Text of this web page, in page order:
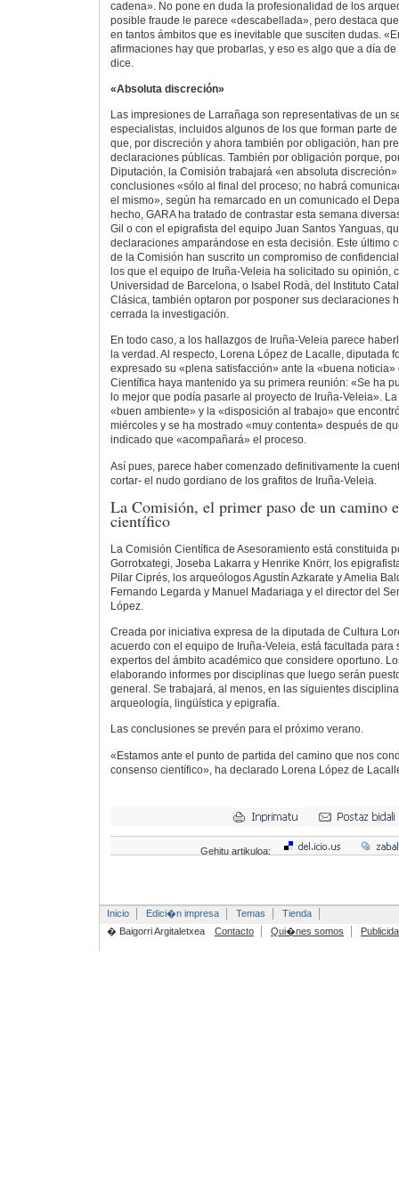
cadena». No pone en duda la profesionalidad de los
posible fraude le parece «descabellada», pero destaca
en tantos ámbitos que es inevitable que susciten dudas.
afirmaciones hay que probarlas, y eso es algo que a día
dice.
«Absoluta discreción»
Las impresiones de Larrañaga son representativas de un
especialistas, incluidos algunos de los que forman parte
que, por discreción y ahora también por obligación, han
declaraciones públicas. También por obligación porque,
Diputación, la Comisión trabajará «en absoluta
conclusiones «sólo al final del proceso; no habrá
el mismo», según ha remarcado en un comunicado el
hecho, GARA ha tratado de contrastar esta semana
Gil o con el epigrafista del equipo Juan Santos Yanguas,
declaraciones amparándose en esta decisión. Este último
de la Comisión han suscrito un compromiso de
los que el equipo de Iruña-Veleia ha solicitado su opinión,
Universidad de Barcelona, o Isabel Rodà, del Instituto
Clásica, también optaron por posponer sus declaraciones
cerrada la investigación.
En todo caso, a los hallazgos de Iruña-Veleia parece
la verdad. Al respecto, Lorena López de Lacalle, diputada
expresado su «plena satisfacción» ante la «buena
Científica haya mantenido ya su primera reunión: «Se ha
lo mejor que podía pasarle al proyecto de Iruña-Veleia».
«buen ambiente» y la «disposición al trabajo» que
miércoles y se ha mostrado «muy contenta» después de
indicado que «acompañará» el proceso.
Así pues, parece haber comenzado definitivamente la
cortar- el nudo gordiano de los grafitos de Iruña-Veleia.
La Comisión, el primer paso de un camino
científico
La Comisión Científica de Asesoramiento está constituida
Gorrotxategi, Joseba Lakarra y Henrike Knörr, los
Pilar Ciprés, los arqueólogos Agustín Azkarate y Amelia
Fernando Legarda y Manuel Madariaga y el director del
López.
Creada por iniciativa expresa de la diputada de Cultura
acuerdo con el equipo de Iruña-Veleia, está facultada para
expertos del ámbito académico que considere oportuno.
elaborando informes por disciplinas que luego serán
general. Se trabajará, al menos, en las siguientes
arqueología, lingüística y epigrafía.
Las conclusiones se prevén para el próximo verano.
«Estamos ante el punto de partida del camino que nos
consenso científico», ha declarado Lorena López de
Gehitu artikuloa:
Inicio Edici�n impresa Temas
Tienda
� Baigorri Argitaletxea
Contacto Qui�nes somos